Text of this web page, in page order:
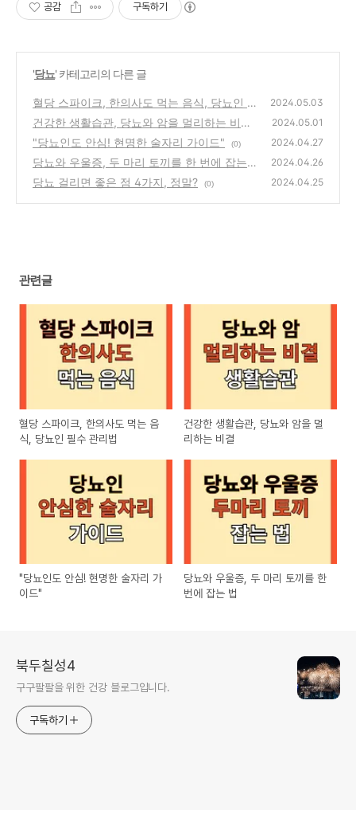
공감 구독하기
'당뇨' 카테고리의 다른 글
혈당 스파이크, 한의사도 먹는 음식, 당뇨인 필
수 관리법
(0)
2024.05.03
건강한 생활습관, 당뇨와 암을 멀리하는 비결
(0)
2024.05.01
"당뇨인도 안심! 현명한 술자리 가이드" (0) 2024.04.27
당뇨와 우울증, 두 마리 토끼를 한 번에 잡는
법
(0)
2024.04.26
당뇨 걸리면 좋은 점 4가지, 정말? (0) 2024.04.25
관련글
혈당 스파이크, 한의사도 먹는 음
식, 당뇨인 필수 관리법
건강한 생활습관, 당뇨와 암을 멀
리하는 비결
"당뇨인도 안심! 현명한 술자리 가
이드"
당뇨와 우울증, 두 마리 토끼를 한
번에 잡는 법
북두칠성4
구구팔팔을 위한 건강 블로그입니다.
구독하기